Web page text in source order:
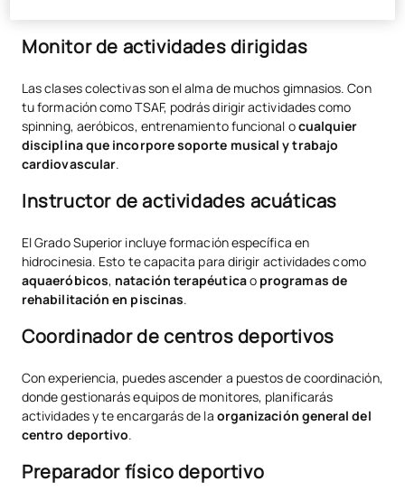
Monitor de actividades dirigidas
Las clases colectivas son el alma de muchos gimnasios. Con
tu formación como TSAF, podrás dirigir actividades como
spinning, aeróbicos, entrenamiento funcional ocualquier
disciplina que incorpore soporte musical y trabajo
cardiovascular.
Instructor de actividades acuáticas
El Grado Superior incluye formación específica en
hidrocinesia. Esto te capacita para dirigir actividades como
aquaeróbicos, natación terapéuticao programas de
rehabilitación en piscinas.
Coordinador de centros deportivos
Con experiencia, puedes ascender a puestos de coordinación,
donde gestionarás equipos de monitores, planificarás
actividades y te encargarás de la organización general del
centro deportivo.
Preparador físico deportivo